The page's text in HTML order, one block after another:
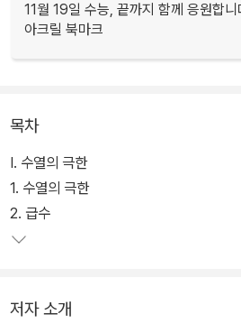
11월 19일 수능, 끝까지 함께 응원합
아크릴 북마크
목차
Ⅰ. 수열의 극한
1. 수열의 극한
2. 급수
저자 소개